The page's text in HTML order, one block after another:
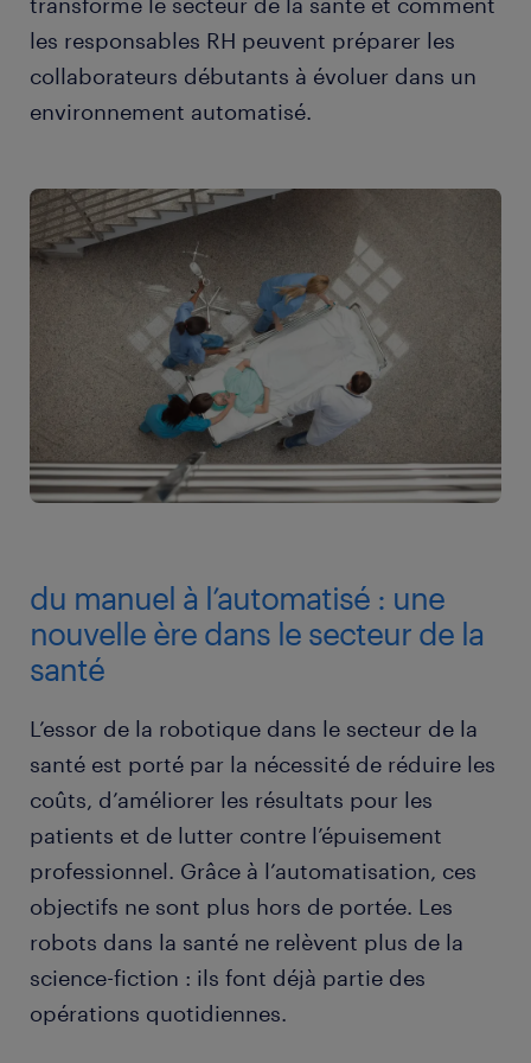
les responsables RH peuvent préparer les
collaborateurs débutants à évoluer dans un
environnement automatisé.
du manuel à l’automatisé : une
nouvelle ère dans le secteur de la
santé
L’essor de la robotique dans le secteur de la
santé est porté par la nécessité de réduire les
coûts, d’améliorer les résultats pour les
patients et de lutter contre l’épuisement
professionnel. Grâce à l’automatisation, ces
objectifs ne sont plus hors de portée. Les
robots dans la santé ne relèvent plus de la
science-fiction : ils font déjà partie des
opérations quotidiennes.